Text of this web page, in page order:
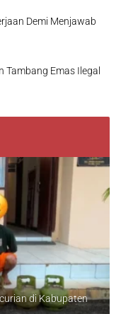
Demi Menjawab
Tambang Emas Ilegal
di Kabupaten